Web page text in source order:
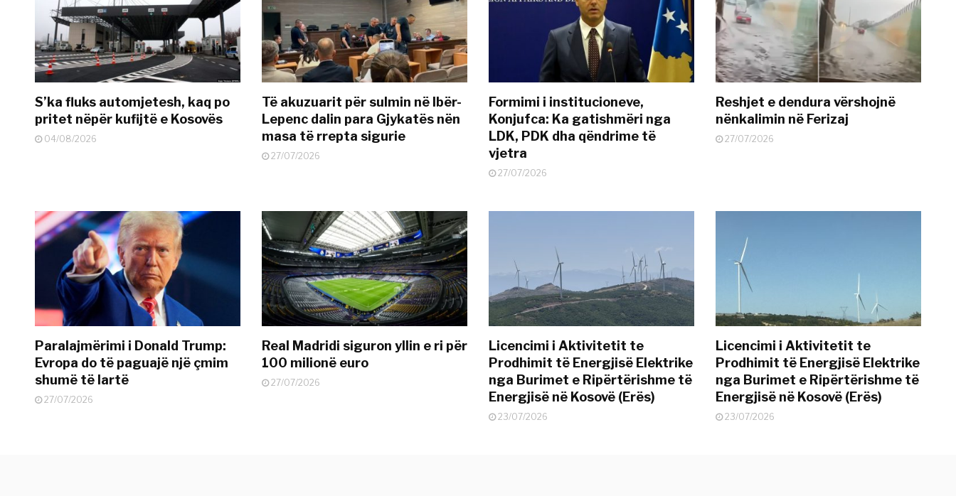
S’ka fluks automjetesh, kaq po
pritet nëpër kufijtë e Kosovës
04/08/2026
Të akuzuarit për sulmin në Ibër-
Lepenc dalin para Gjykatës nën
masa të rrepta sigurie
27/07/2026
Formimi i institucioneve,
Konjufca: Ka gatishmëri nga
LDK, PDK dha qëndrime të
vjetra
27/07/2026
Reshjet e dendura vërshojnë
nënkalimin në Ferizaj
27/07/2026
Paralajmërimi i Donald Trump:
Evropa do të paguajë një çmim
shumë të lartë
27/07/2026
Real Madridi siguron yllin e ri për
100 milionë euro
27/07/2026
Licencimi i Aktivitetit te
Prodhimit të Energjisë Elektrike
nga Burimet e Ripërtërishme të
Energjisë në Kosovë (Erës)
23/07/2026
Licencimi i Aktivitetit te
Prodhimit të Energjisë Elektrike
nga Burimet e Ripërtërishme të
Energjisë në Kosovë (Erës)
23/07/2026